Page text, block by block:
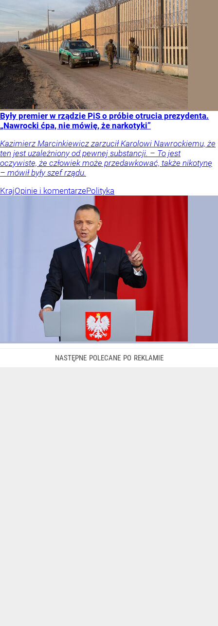
Były premier w rządzie PiS o próbie otrucia prezydenta.
„Nawrocki ćpa, nie mówię, że narkotyki”
Kazimierz Marcinkiewicz zarzucił Karolowi Nawrockiemu, że
ten jest uzależniony od pewnej substancji. – To jest
oczywiste, że człowiek może przedawkować, także nikotynę
– mówił były szef rządu.
KrajOpinie i komentarzePolityka